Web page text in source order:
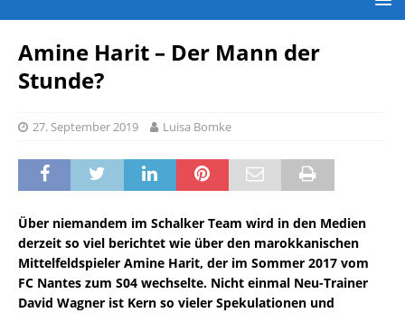
Amine Harit – Der Mann der
Stunde?
27. September 2019 Luisa Bomke
Über niemandem im Schalker Team wird in den Medien
derzeit so viel berichtet wie über den marokkanischen
Mittelfeldspieler Amine Harit, der im Sommer 2017 vom
FC Nantes zum S04 wechselte. Nicht einmal Neu-Trainer
David Wagner ist Kern so vieler Spekulationen und